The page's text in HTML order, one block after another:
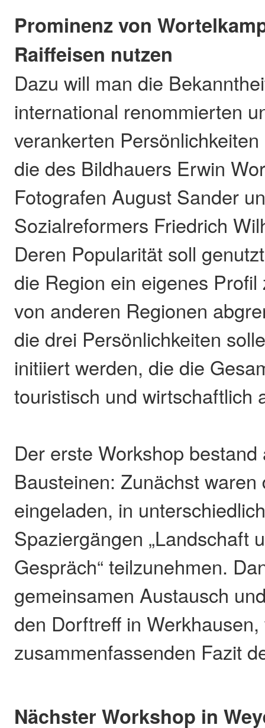
Prominenz von
Raiffeisen nutzen
Dazu will man die
international renommierten
verankerten
die des Bildhauers Erwin
Fotografen August Sander
Sozialreformers Friedrich
Deren Popularität soll
die Region ein eigenes
von anderen Regionen
die drei Persönlichkeiten
initiiert werden, die die
touristisch und wirtschaftlich
Der erste Workshop bestand
Bausteinen: Zunächst waren
eingeladen, in
Spaziergängen „Landschaft
Gespräch“ teilzunehmen.
gemeinsamen Austausch
den Dorftreff in
zusammenfassenden Fazit
Nächster Workshop in